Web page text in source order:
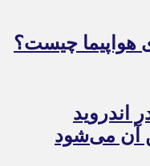
هواپیما چیست؟
اندروید
آن می‌شود